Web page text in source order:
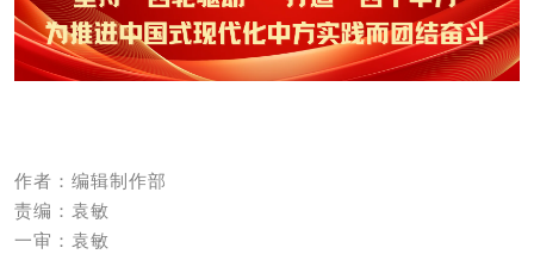
作者：编辑制作部
责编：袁敏
一审：袁敏